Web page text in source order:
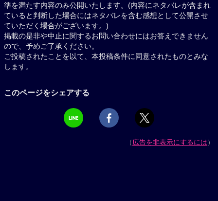
準を満たす内容のみ公開いたします。(内容にネタバレが含まれ
ていると判断した場合にはネタバレを含む感想として公開させ
ていただく場合がございます。)
掲載の是非や中止に関するお問い合わせにはお答えできません
ので、予めご了承ください。
ご投稿されたことを以て、本投稿条件に同意されたものとみな
します。
このページをシェアする
（広告を非表示にするには）